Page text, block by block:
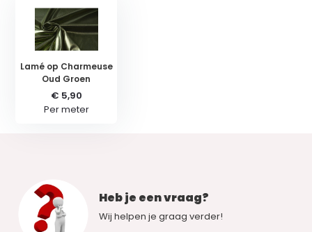
Lamé op Charmeuse
Oud Groen
€ 5,90
Per meter
Heb je een vraag?
Wij helpen je graag verder!